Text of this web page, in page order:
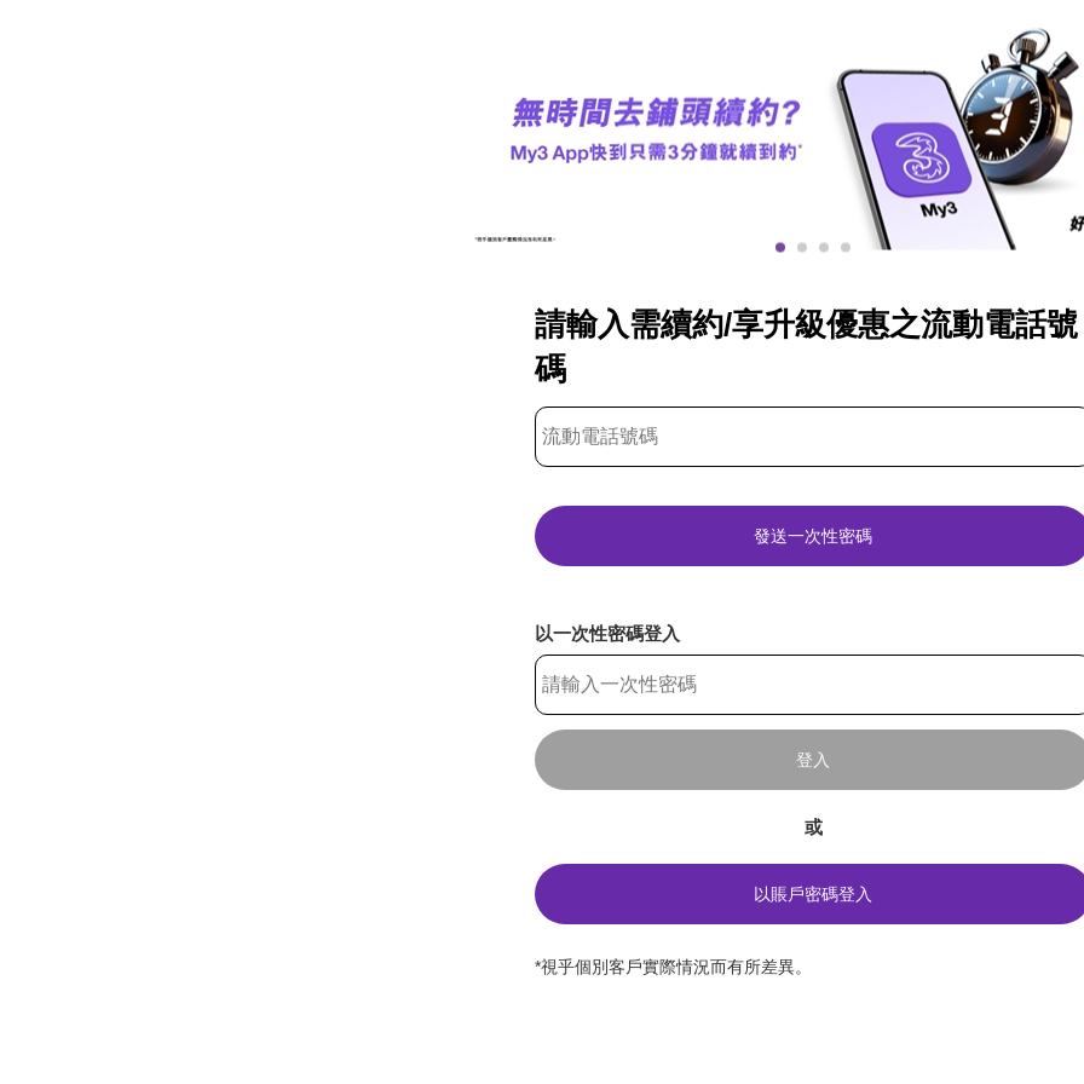
請輸入需續約/享升級優惠之流動電話號
碼
發送一次性密碼
以一次性密碼登入
登入
或
以賬戶密碼登入
*視乎個別客戶實際情況而有所差異。